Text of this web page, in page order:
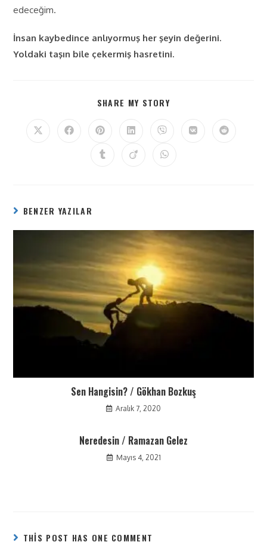
edeceğim.
İnsan kaybedince anlıyormuş her şeyin değerini.
Yoldaki taşın bile çekermiş hasretini.
SHARE MY STORY
BENZER YAZILAR
Sen Hangisin? / Gökhan Bozkuş
Aralık 7, 2020
Neredesin / Ramazan Gelez
Mayıs 4, 2021
THIS POST HAS ONE COMMENT